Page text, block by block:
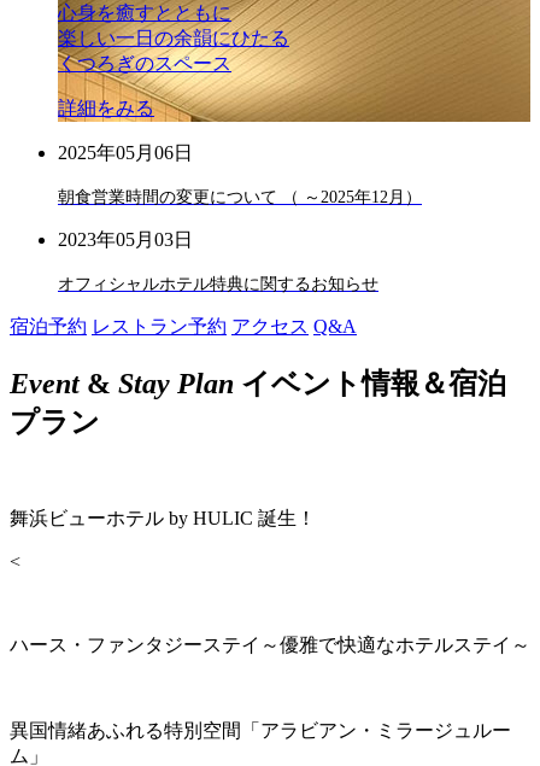
心身を癒すとともに
楽しい一日の余韻にひたる
くつろぎのスペース
詳細をみる
2025年05月06日
朝食営業時間の変更について （ ～2025年12月）
2023年05月03日
オフィシャルホテル特典に関するお知らせ
宿泊予約 レストラン予約 アクセス Q&A
Event& Stay Plan イベント情報＆宿泊
プラン
舞浜ビューホテル by HULIC 誕生！
<
ハース・ファンタジーステイ～優雅で快適なホテルステイ～
異国情緒あふれる特別空間「アラビアン・ミラージュルー
ム」